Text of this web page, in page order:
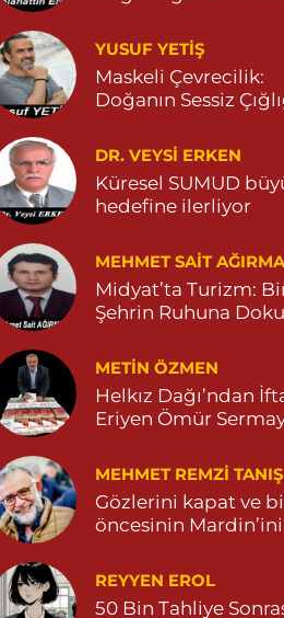
Yeni Eczanesi
MAHALLE 3086 SOKAK NO:2 4
0 (482) 541 31 56 Yol Tarifi Al
İlknur Eczanesi
MAH. VATAN CAD. NO:2A 04825911091
0 (482) 591 10 91 Yol Tarifi Al
Turan Eczanesi
MAHALLE KISMETLİ CADDE
OCAĞI YANI 04823813670
YUSUF YETİŞ
Maskeli Çevrecilik:
Doğanın Sessiz
DR. VEYSI ERKEN
Küresel SUMUD
hedefine ilerliyor
MEHMET SAIT
Midyat’ta Turizm:
Şehrin Ruhuna
METIN ÖZMEN
Helkız Dağı’ndan
Eriyen Ömür
MEHMET REMZI TANIŞ
Gözlerini kapat ve
öncesinin
REYYEN EROL
50 Bin Tahliye